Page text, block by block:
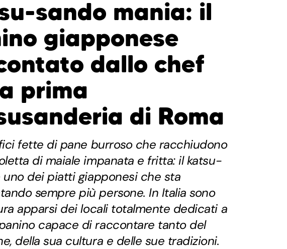
sando mania: il
giapponese
dallo chef
prima
di Roma
fette di pane burroso che racchiudono
di maiale impanata e fritta: il katsu-
uno dei piatti giapponesi che sta
sempre più persone. In Italia sono
apparsi dei locali totalmente dedicati a
capace di raccontare tanto del
della sua cultura e delle sue tradizioni.